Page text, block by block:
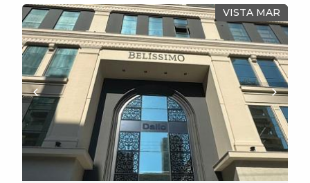
VISTA MAR